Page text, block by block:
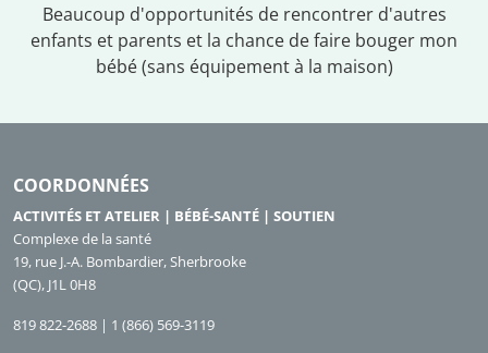
Beaucoup d'opportunités de rencontrer d'autres
enfants et parents et la chance de faire bouger mon
bébé (sans équipement à la maison)
COORDONNÉES
ACTIVITÉS ET ATELIER | BÉBÉ-SANTÉ | SOUTIEN
Complexe de la santé
19, rue J.-A. Bombardier, Sherbrooke
(QC), J1L 0H8
819 822-2688 | 1 (866) 569-3119